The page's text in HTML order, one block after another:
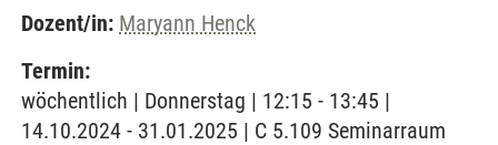
Dozent/in: Maryann Henck
Termin:
wöchentlich | Donnerstag | 12:15 - 13:45 |
14.10.2024 - 31.01.2025 | C 5.109 Seminarraum